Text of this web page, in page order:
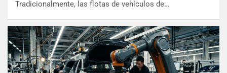
Tradicionalmente, las flotas de vehículos de…